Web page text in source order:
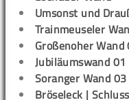
Umsonst und
Trainmeuseler
Großenoher Wand
Jubiläumswand
Soranger Wand
Bröseleck |